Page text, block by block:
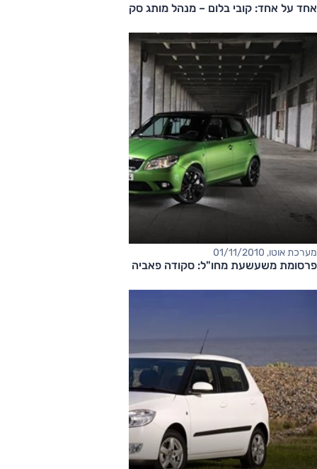
אחד על אחד: קובי בלום – מנהל מותג סקודה
מערכת אוטו, 01/11/2010
פרסומת משעשעת מחו"ל: סקודה פאביה vRS